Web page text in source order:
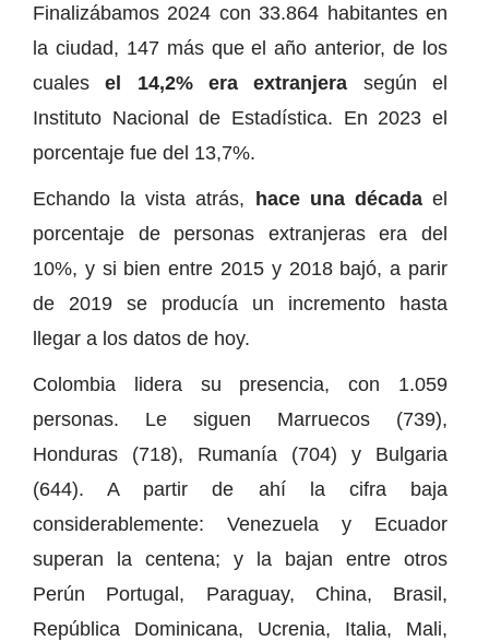
Finalizábamos 2024 con 33.864 habitantes en
la ciudad, 147 más que el año anterior, de los
cualesel 14,2% era extranjera según el
Instituto Nacional de Estadística. En 2023 el
porcentaje fue del 13,7%.
Echando la vista atrás, hace una décadael
porcentaje de personas extranjeras era del
10%, y si bien entre 2015 y 2018 bajó, a parir
de 2019 se producía un incremento hasta
llegar a los datos de hoy.
Colombia lidera su presencia, con 1.059
personas. Le siguen Marruecos (739),
Honduras (718), Rumanía (704) y Bulgaria
(644). A partir de ahí la cifra baja
considerablemente: Venezuela y Ecuador
superan la centena; y la bajan entre otros
Perún Portugal, Paraguay, China, Brasil,
República Dominicana, Ucrenia, Italia, Mali,